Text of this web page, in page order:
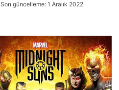
Son güncelleme: 1 Aralık 2022